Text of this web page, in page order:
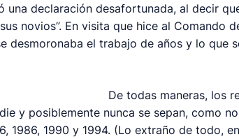
una declaración desafortunada, al decir
novios”. En visita que hice al Comando
desmoronaba el trabajo de años y lo que
De todas maneras, los
y posiblemente nunca se sepan, como
1986, 1990 y 1994. (Lo extraño de todo,